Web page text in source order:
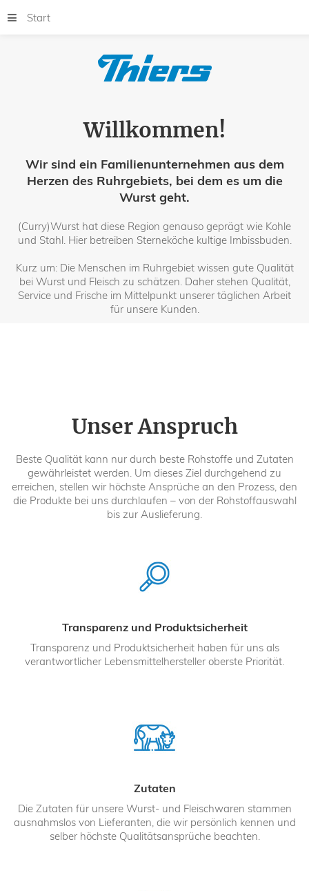
Start
Willkommen!
Wir sind ein Familienunternehmen aus dem
Herzen des Ruhrgebiets, bei dem es um die
Wurst geht.
(Curry)Wurst hat diese Region genauso geprägt wie Kohle
und Stahl. Hier betreiben Sterneköche kultige Imbissbuden.
Kurz um: Die Menschen im Ruhrgebiet wissen gute Qualität
bei Wurst und Fleisch zu schätzen. Daher stehen Qualität,
Service und Frische im Mittelpunkt unserer täglichen Arbeit
für unsere Kunden.
Unser Anspruch
Beste Qualität kann nur durch beste Rohstoffe und Zutaten
gewährleistet werden. Um dieses Ziel durchgehend zu
erreichen, stellen wir höchste Ansprüche an den Prozess, den
die Produkte bei uns durchlaufen – von der Rohstoffauswahl
bis zur Auslieferung.
Transparenz und Produktsicherheit
Transparenz und Produktsicherheit haben für uns als
verantwortlicher Lebensmittelhersteller oberste Priorität.
Zutaten
Die Zutaten für unsere Wurst- und Fleischwaren stammen
ausnahmslos von Lieferanten, die wir persönlich kennen und
selber höchste Qualitätsansprüche beachten.